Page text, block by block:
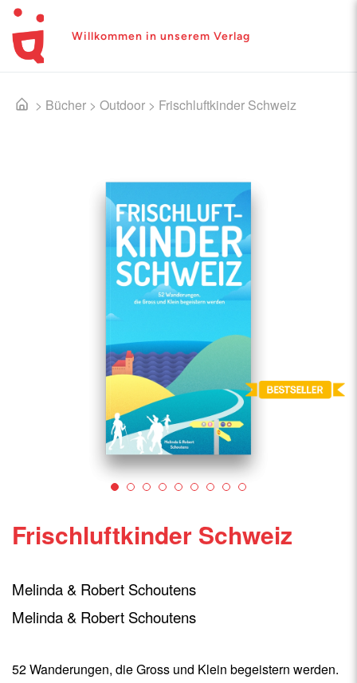
Willkommen in unserem Verlag
> Bücher > Outdoor > Frischluftkinder Schweiz
Frischluftkinder Schweiz
Melinda & Robert Schoutens
Melinda & Robert Schoutens
52 Wanderungen, die Gross und Klein begeistern werden.